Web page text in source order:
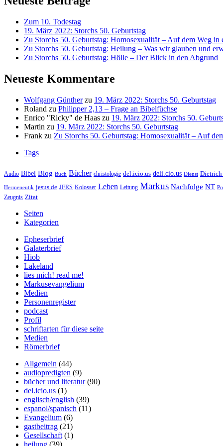
Zum 10. Todestag
19. März 2022: Storchs 50. Geburtstag
Zu Storchs 50. Geburtstag: Homosexualität – Auf dem Weg in
Zu Storchs 50. Geburtstag: Heilung – Was wir glauben und
Zu Storchs 50. Geburtstag: Hölle – Der Blick in den Abgrund
Neueste Kommentare
Wolfgang Güntherzu 19. März 2022: Storchs 50. Geburtstag
Roland zu Philipper 2,13 – Frage an Bibelfüchse
Enrico "Ricky" de Haas zu 19. März 2022: Storchs 50.
Martin zu 19. März 2022: Storchs 50. Geburtstag
Frank zu Zu Storchs 50. Geburtstag: Homosexualität – Auf
Tags
Audio Bibel Blog Buch Bücher christologie del.icio.us deli.cio.us Dienst Dietrich
Hermeneutik jesus.de JFRS Kolosser Leben Leitung Markus Nachfolge NT
Zeugnis Zitat
Seiten
Kategorien
Epheserbrief
Galaterbrief
Hiob
Lakeland
lies mich! read me!
Markusevangelium
Medien
Personenregister
podcast
Profil
schriftarten für diese seite
Medien
Römerbrief
Allgemein (44)
audiopredigten (9)
bücher und literatur(90)
del.icio.us (1)
englisch/english (39)
espanol/spanisch (11)
Evangelium (6)
gastbeitrag (21)
Gesellschaft (1)
heilung (39)